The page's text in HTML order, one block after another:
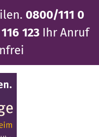
0800/111 0
123 Ihr Anruf